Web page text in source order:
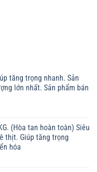
tăng trọng nhanh. Sản
lớn nhất. Sản phẩm bán
(Hòa tan hoàn toàn) Siêu
thịt. Giúp tăng trọng
hóa